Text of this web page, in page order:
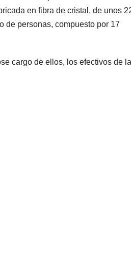
en fibra de cristal, de unos
de personas, compuesto por 17
cargo de ellos, los efectivos de la